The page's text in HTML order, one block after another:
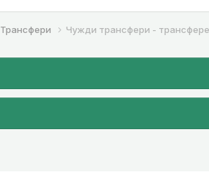
Трансфери Чужди трансфери -